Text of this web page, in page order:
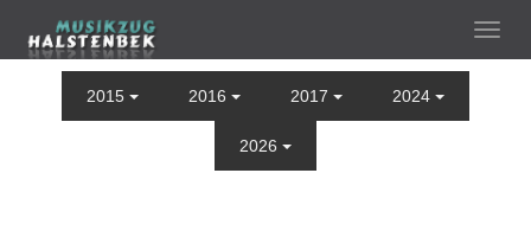
2015 2016 2017 2024
2026